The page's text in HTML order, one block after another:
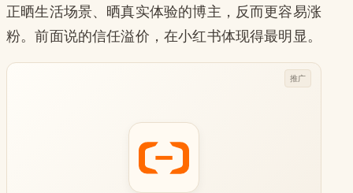
正晒生活场景、晒真实体验的博主，反而更容易涨
粉。前面说的信任溢价，在小红书体现得最明显。
推广